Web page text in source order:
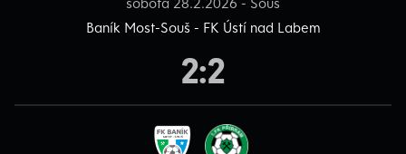
Baník Most-Souš - FK Ústí nad Labem
2:2